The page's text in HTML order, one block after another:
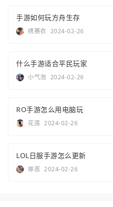
手游如何玩方舟生存
绣赛衣 2024-02-26
什么手游适合平民玩家
小气泡 2024-02-26
RO手游怎么用电脑玩
花莲 2024-02-26
LOL日服手游怎么更新
罪恶 2024-02-26